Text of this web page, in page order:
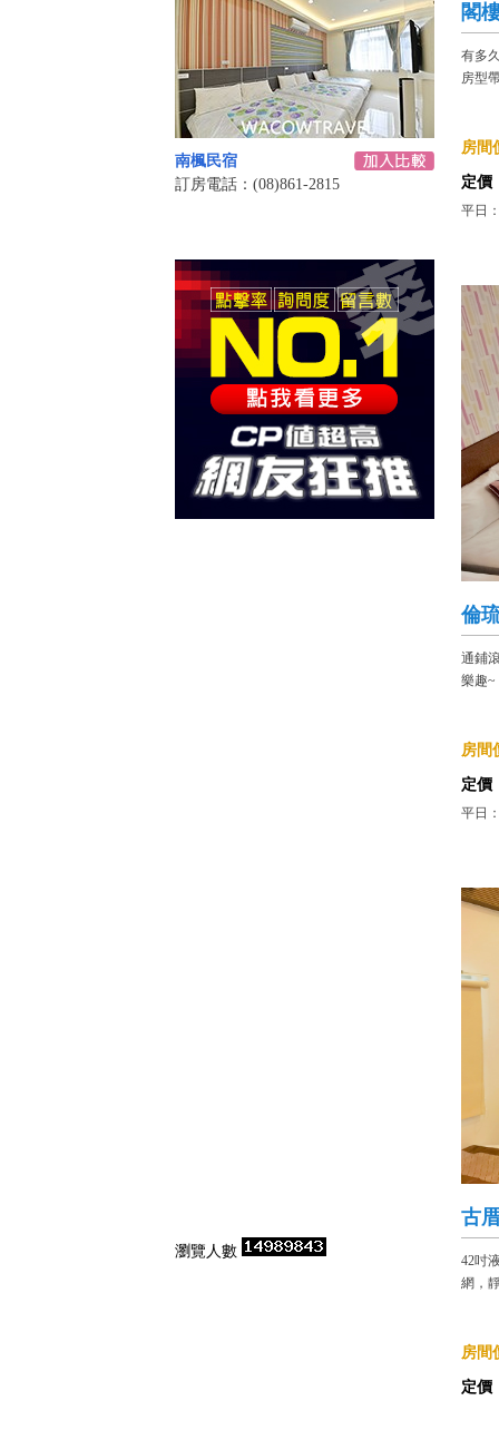
南楓民宿
訂房電話：(08)861-2815
瀏覽人數
閣
有多
房型
房間
定價
平日
倫
通鋪
樂趣~
房間
定價
平日
古
42吋
網，
房間
定價